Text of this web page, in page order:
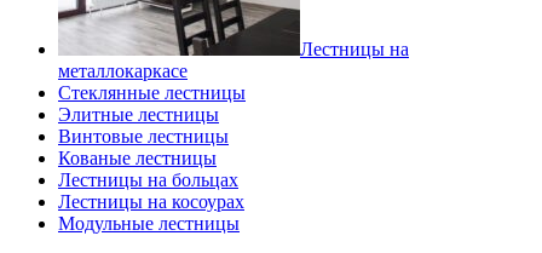
Лестницы на
металлокаркасе
Стеклянные лестницы
Элитные лестницы
Винтовые лестницы
Кованые лестницы
Лестницы на больцах
Лестницы на косоурах
Модульные лестницы